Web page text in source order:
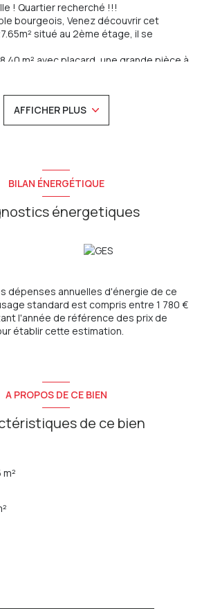
! Quartier recherché !!!
bourgeois, Venez découvrir cet
situé au 2ème étage, il se
m² avec placard, une grande pièce à
de 9.65m² , un wc avec lave mains de
buanderie de 2.15 m², un dégagement de
quatre chambres de 12.75m², 12m²,
de 12.40 m² une cave de 14.20m².
central avec chaudière électrique de
vitrage, climatisation réversible de
séjour et deux chambres), porte
copropriété : 1 190.56 € (eau froide
€ récupérables sur le locataire si loué.
€
les risques auxquels ce bien est exposé
AFFICHER PLUS
BILAN ÉNERGÉTIQUE
énergetiques
dépenses annuelles d'énergie de ce
standard est compris entre 1 780 €
l'année de référence des prix de
établir cette estimation.
A PROPOS DE CE BIEN
de ce bien